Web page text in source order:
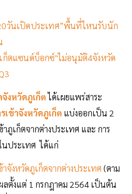
วันเปิดประเทศ”พื้นที่ไหนรับนัก
ก็ตแซนด์บ็อกซ์"ไม่อนุมัติ4จังหวัด
งหวัดภูเก็ตได้เผยแพร่สาระ
เข้าจังหวัดภูเก็ต แบ่งออกเป็น 2
ภูเก็ตจากต่างประเทศ และ การ
นประเทศ ได้แก่
าจังหวัดภูเก็ตจากต่างประเทศ (ตาม
ตั้งแต่ 1 กรกฎาคม 2564 เป็นต้น